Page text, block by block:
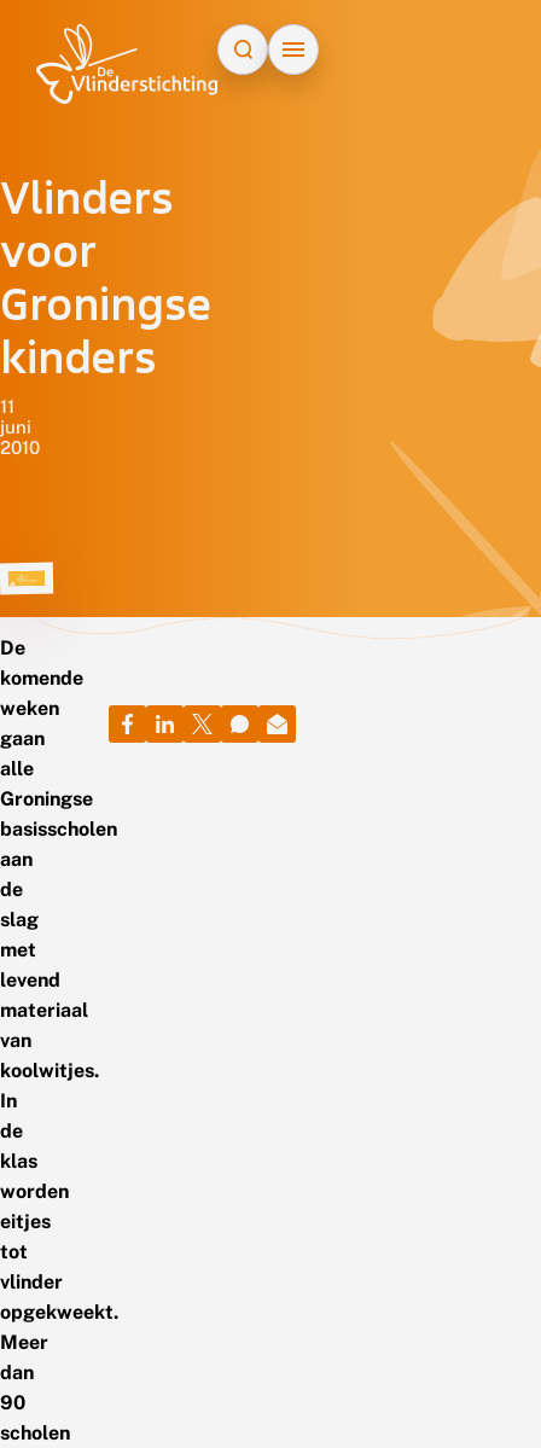
Vlinders
voor
Groningse
kinders
11
juni
2010
De
komende
weken
gaan
alle
Groningse
basisscholen
aan
de
slag
met
levend
materiaal
van
koolwitjes.
In
de
klas
worden
eitjes
tot
vlinder
opgekweekt.
Meer
dan
90
scholen